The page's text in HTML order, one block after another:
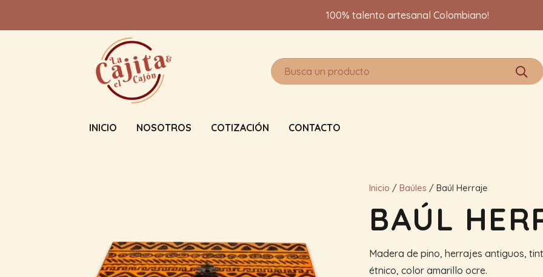
100% talento artesanal Colombiano!
INICIO NOSOTROS COTIZACIÓN CONTACTO
Inicio / Baúles / Baúl Herraje
BAÚL
Madera de pino, herrajes antiguos,
étnico, color amarillo ocre.